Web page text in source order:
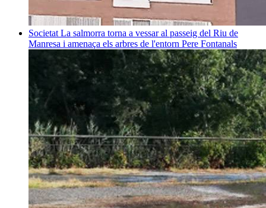
Societat La salmorra torna a vessar al passeig del Riu de
Manresa i amenaça els arbres de l'entorn Pere Fontanals